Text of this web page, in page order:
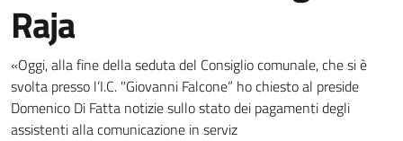
Raja
Dettagli della notizia
«Oggi, alla fine della seduta del Consiglio comunale, che si è
svolta presso l’I.C. "Giovanni Falcone” ho chiesto al preside
Domenico Di Fatta notizie sullo stato dei pagamenti degli
assistenti alla comunicazione in serviz